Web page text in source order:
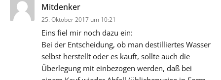
Mitdenker
25. Oktober 2017 um 10:21
Eins fiel mir noch dazu ein:
Bei der Entscheidung, ob man destilliertes Wasser
selbst herstellt oder es kauft, sollte auch die
Überlegung mit einbezogen werden, daß bei